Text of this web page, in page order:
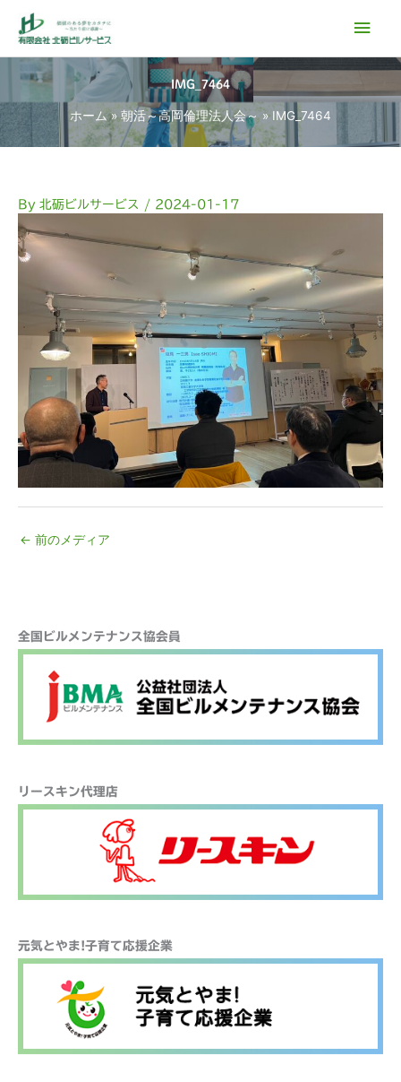
を
キ
プ
メ
イ
ン
メ
ュ
IMG_7464
ホーム 朝活～高岡倫理法人会～ IMG_7464
By 北砺ビルサービス / 2024-01-17
← 前のメディア
全国ビルメンテナンス協会員
リースキン代理店
元気とやま!子育て応援企業
検